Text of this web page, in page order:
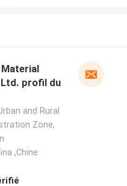
Material
profil du
and Rural
Zone,
,Chine